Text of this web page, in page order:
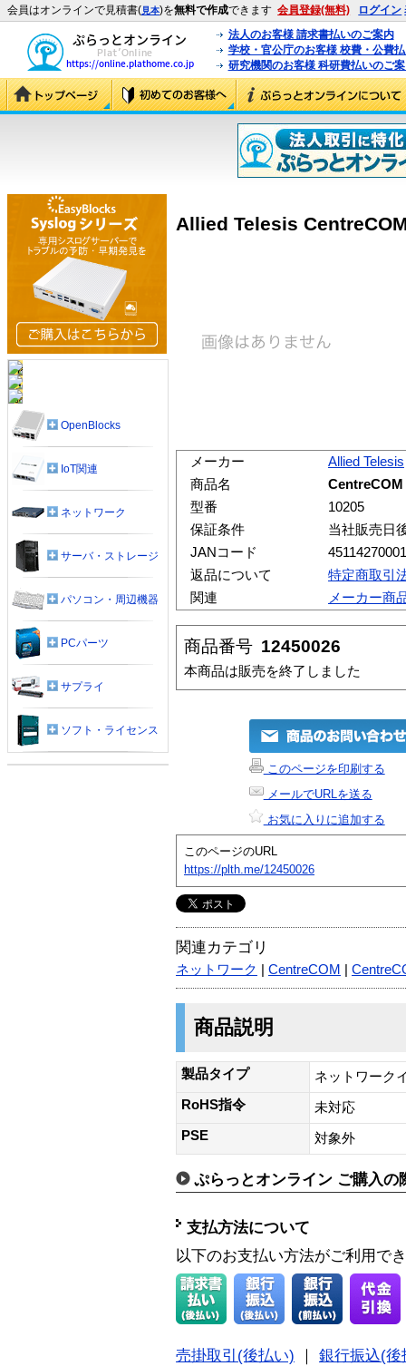
会員はオンラインで見積書(見本)を無料で作成できます 会員登録(無料) ログイン
法人のお客様 請求書払いのご案内
学校・官公庁のお客様 校費・公費
研究機関のお客様 科研費払いのご
Allied Telesis
メーカー
Allied Telesis
商品名
CentreCOM
型番
10205
保証条件
当社販売日
JANコード
返品について
特定商取引
関連
メーカー商
商品番号 12450026
本商品は販売を終了しました
このページを印刷する
メールでURLを送る
お気に入りに追加する
このページのURL
https://plth.me/12450026
関連カテゴリ
ネットワーク CentreCOM
商品説明
製品タイプ
ネットワーク
RoHS指令
未対応
PSE
対象外
ぷらっとオンライン ご購入の
支払方法について
以下のお支払い方法がご利用で
売掛取引(後払い)
銀行振込(後
OpenBlocks
IoT関連
ネットワーク
サーバ・ストレージ
パソコン・周辺機器
PCパーツ
サプライ
ソフト・ライセンス